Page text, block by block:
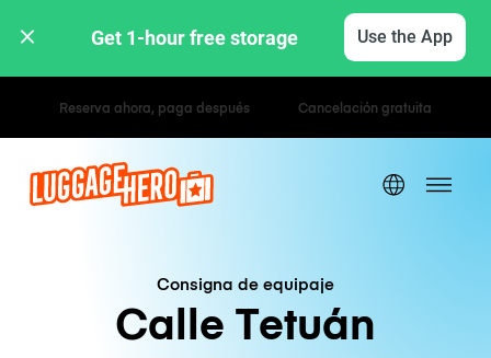
Get 1-hour free storage Use the App
Tarifas por hora / día
Consigna de equipaje
Calle Tetuán